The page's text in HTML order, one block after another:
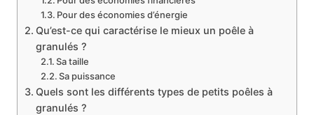
Pour des économies d’énergie
Qu’est-ce qui caractérise le mieux un poêle à
granulés ?
Sa taille
Sa puissance
Quels sont les différents types de petits poêles à
granulés ?